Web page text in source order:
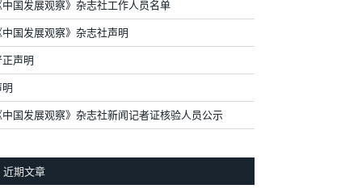
中国发展观察》杂志社工作人员名单
中国发展观察》杂志社声明
正声明
中国发展观察》杂志社新闻记者证核验人员公示
近期文章